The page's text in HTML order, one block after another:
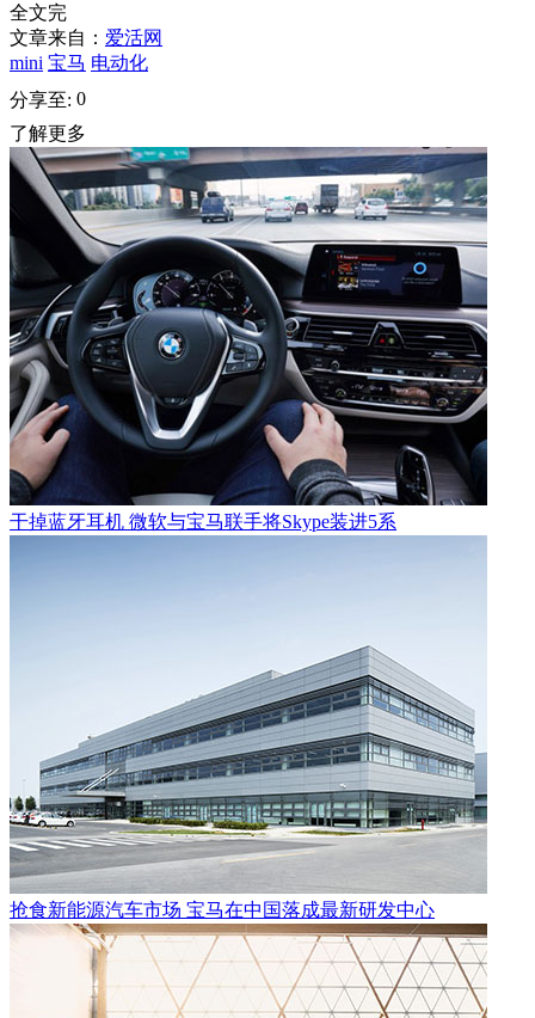
全文完
文章来自： 爱活网
mini 宝马 电动化
分享至: 0
了解更多
干掉蓝牙耳机 微软与宝马联手将Skype装进5系
抢食新能源汽车市场 宝马在中国落成最新研发中心